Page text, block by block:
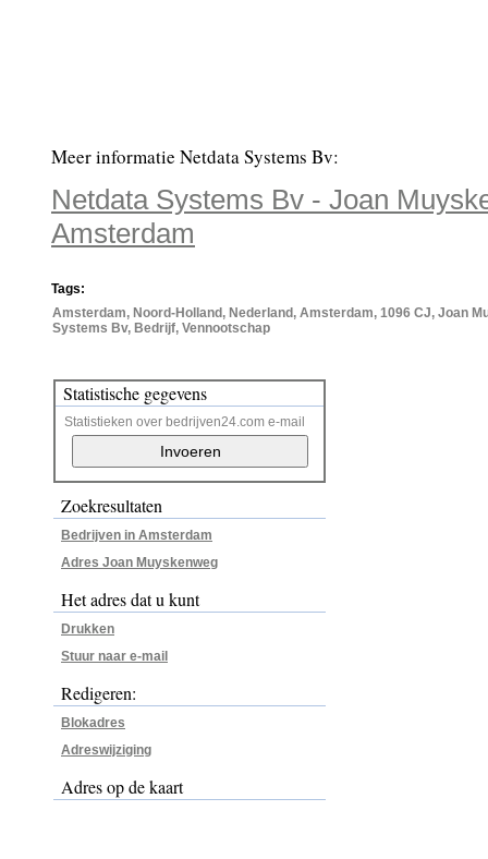
Meer informatie Netdata Systems Bv:
Netdata Systems Bv - Joan
Amsterdam
Tags:
Amsterdam, Noord-Holland, Nederland, Amsterdam, 1096 CJ, Joan
Systems Bv, Bedrijf, Vennootschap
Statistische gegevens
Statistieken over bedrijven24.com e-mail
Zoekresultaten
Bedrijven in Amsterdam
Adres Joan Muyskenweg
Het adres dat u kunt
Drukken
Stuur naar e-mail
Redigeren:
Blokadres
Adreswijziging
Adres op de kaart